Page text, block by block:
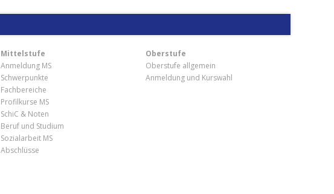
Mittelstufe
Anmeldung MS
Schwerpunkte
Fachbereiche
Profilkurse MS
SchiC & Noten
Beruf und Studium
Sozialarbeit MS
Abschlüsse
Oberstufe
Oberstufe allgemein
Anmeldung und Kurswahl